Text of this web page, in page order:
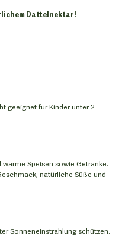
Dattelnektar!
geeignet für Kinder unter 2
Speisen sowie Getränke.
natürliche Süße und
Sonneneinstrahlung schützen.